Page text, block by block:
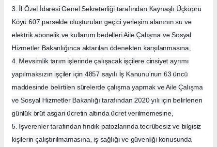
3. İl Özel İdaresi Genel Sekreterliği tarafından Kaynaşlı Üçköprü
Köyü 607 parselde oluşturulan geçici yerleşim alanının su ve
elektrik abonelik ve kullanım bedelleri Aile Çalışma ve Sosyal
Hizmetler Bakanlığınca aktarılan ödenekten karşılanmasına,
4. Mevsimlik tarım işlerinde çalışacak işçilere cinsiyet ayrımı
yapılmaksızın işçiler için 4857 sayılı İş Kanunu’nun 63 üncü
maddesinde belirtilen sürelerde çalışma yapmak ve Aile Çalışma
ve Sosyal Hizmetler Bakanlığı tarafından 2020 yılı için belirlenen
günlük brüt asgari ücretin altında ücret verilmemesine,
5. İşverenler tarafından fındık patozlarında tecrübesiz ve bilgisiz
kişilerin çalıştırılmamasına, iş sağlığı ve güvenliği konusunda